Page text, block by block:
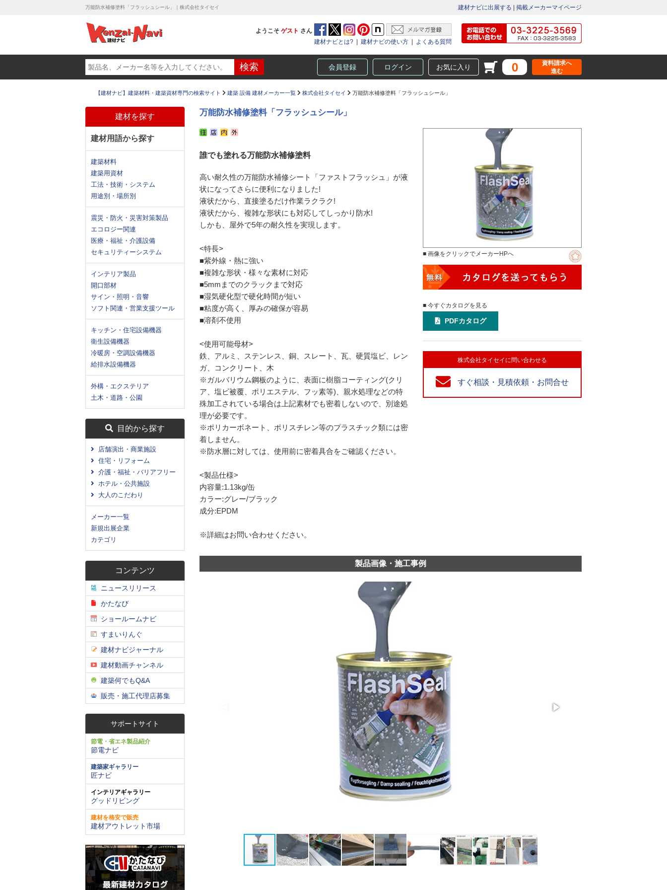
万能防水補修塗料「フラッシュシール」｜株式会社タイセイ 建材ナビに出展する 掲載メーカーマイページ
ようこそ ゲスト さん
建材ナビとは?
建材ナビの使い方 よくある質問
会員登録 ログイン お気に入り 0
資料請求へ
進む
【建材ナビ】建築材料・建築資材専門の検索サイト 建築 設備 建材メーカー一覧 株式会社タイセイ 万能防水補修塗料「フラッシュシール」
建材を探す
建材用語から探す
建築材料
建築用資材
工法・技術・システム
用途別・場所別
震災・防火・災害対策製品
エコロジー関連
医療・福祉・介護設備
セキュリティーシステム
インテリア製品
開口部材
サイン・照明・音響
ソフト関連・営業支援ツール
キッチン・住宅設備機器
衛生設備機器
冷暖房・空調設備機器
給排水設備機器
外構・エクステリア
土木・道路・公園
目的から探す
店舗演出・商業施設
住宅・リフォーム
介護・福祉・バリアフリー
ホテル・公共施設
大人のこだわり
メーカー一覧
新規出展企業
カテゴリ
コンテンツ
ニュースリリース
かたなび
ショールームナビ
すまいりんぐ
建材ナビジャーナル
建材動画チャンネル
建築何でもQ&A
販売・施工代理店募集
サポートサイト
節電・省エネ製品紹介
節電ナビ
建築家ギャラリー
匠ナビ
インテリアギャラリー
グッドリビング
建材を格安で販売
建材アウトレット市場
万能防水補修塗料「フラッシュシール」
誰でも塗れる万能防水補修塗料
高い耐久性の万能防水補修シート「ファストフラッシュ」が液
状になってさらに便利になりました!
液状だから、直接塗るだけ作業ラクラク!
液状だから、複雑な形状にも対応してしっかり防水!
しかも、屋外で5年の耐久性を実現します。
<特長>
■紫外線・熱に強い
■複雑な形状・様々な素材に対応
■5mmまでのクラックまで対応
■湿気硬化型で硬化時間が短い
■粘度が高く、厚みの確保が容易
■溶剤不使用
<使用可能母材>
鉄、アルミ、ステンレス、銅、スレート、瓦、硬質塩ビ、レン
ガ、コンクリート、木
※ガルバリウム鋼板のように、表面に樹脂コーティング(クリ
ア、塩ビ被覆、ポリエステル、フッ素等)、親水処理などの特
殊加工されている場合は上記素材でも密着しないので、別途処
理が必要です。
※ポリカーボネート、ポリスチレン等のプラスチック類には密
着しません。
※防水層に対しては、使用前に密着具合をご確認ください。
<製品仕様>
内容量:1.13kg/缶
カラー:グレー/ブラック
成分:EPDM
※詳細はお問い合わせください。
■ 画像をクリックでメーカーHPへ
■ 今すぐカタログを見る
PDFカタログ
株式会社タイセイに問い合わせる
すぐ相談・見積依頼・お問合せ
製品画像・施工事例